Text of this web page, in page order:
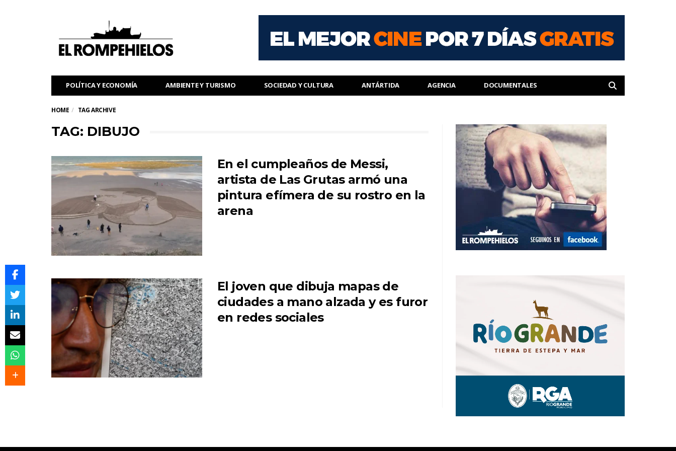
POLÍTICA Y ECONOMÍA AMBIENTE Y TURISMO SOCIEDAD Y CULTURA ANTÁRTIDA AGENCIA DOCUMENTALES
HOME TAG ARCHIVE
TAG: DIBUJO
En el cumpleaños de Messi,
artista de Las Grutas armó una
pintura efímera de su rostro en la
arena
El joven que dibuja mapas de
ciudades a mano alzada y es furor
en redes sociales